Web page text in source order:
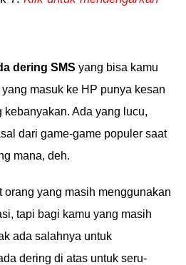
dering SMS yang bisa kamu
masuk ke HP punya kesan
Ada yang lucu,
dari game-game populer saat
mana, deh.
orang yang masih menggunakan
tapi bagi kamu yang masih
ada salahnya untuk
dering di atas untuk seru-